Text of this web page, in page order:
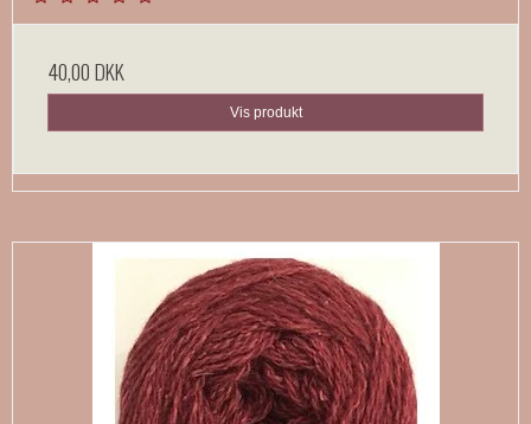
40,00 DKK
Vis produkt